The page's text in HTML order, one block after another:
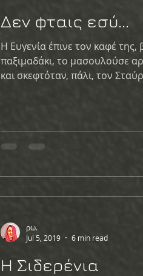
Δεν φταις εσύ...
Η Ευγενία έπινε τον καφέ
παξιμαδάκι, το μασουλούσε
και σκεφτόταν, πάλι, τον
ρω.
Jul 5, 2019
6 min read
Η Σιδερένια